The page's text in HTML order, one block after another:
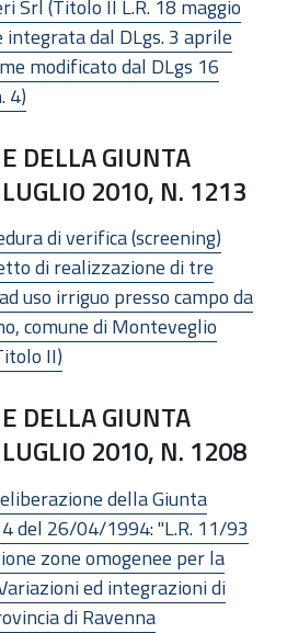
Srl (Titolo II L.R. 18 maggio
integrata dal DLgs. 3 aprile
modificato dal DLgs 16
4)
DELLA GIUNTA
2010, N. 1213
di verifica (screening)
di realizzazione di tre
uso irriguo presso campo da
comune di Monteveglio
II)
DELLA GIUNTA
2010, N. 1208
della Giunta
del 26/04/1994: "L.R. 11/93
zone omogenee per la
ed integrazioni di
di Ravenna